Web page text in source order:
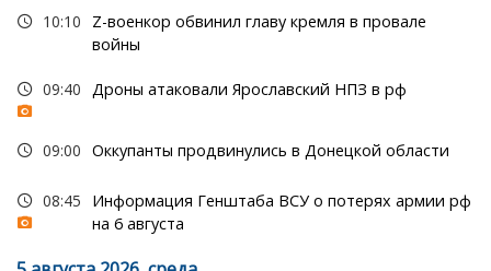
10:10
Z-военкор обвинил главу кремля в провале
войны
09:40 Дроны атаковали Ярославский НПЗ в рф
09:00 Оккупанты продвинулись в Донецкой области
08:45
Информация Генштаба ВСУ о потерях армии рф
на 6 августа